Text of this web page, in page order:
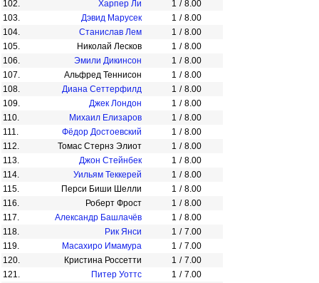
102. Харпер Ли 1 / 8.00
103.
Дэвид Марусек 1 / 8.00
104.
Станислав Лем 1 / 8.00
105.
Николай Лесков 1 / 8.00
106.
Эмили Дикинсон 1 / 8.00
107.
Альфред Теннисон 1 / 8.00
108.
Диана Сеттерфилд 1 / 8.00
109.
Джек Лондон 1 / 8.00
110.
Михаил Елизаров 1 / 8.00
111.
Фёдор Достоевский 1 / 8.00
112.
Томас Стернз Элиот 1 / 8.00
113.
Джон Стейнбек 1 / 8.00
114.
Уильям Теккерей 1 / 8.00
115.
Перси Биши Шелли 1 / 8.00
116.
Роберт Фрост 1 / 8.00
117.
Александр Башлачёв 1 / 8.00
118.
Рик Янси 1 / 7.00
119.
Масахиро Имамура 1 / 7.00
120.
Кристина Россетти 1 / 7.00
121.
Питер Уоттс 1 / 7.00